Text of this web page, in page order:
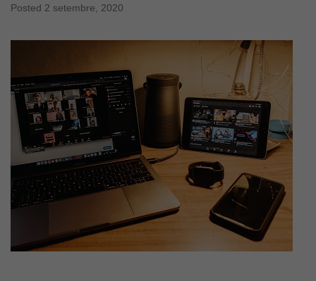
Posted 2 setembre, 2020